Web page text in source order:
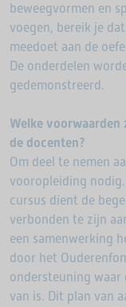
beweegvormen en
voegen, bereik je
meedoet aan de
De onderdelen
gedemonstreerd.
Welke voorwaarden
de docenten?
Om deel te nemen
vooropleiding
cursus dient de
verbonden te zijn
een samenwerking
door het
ondersteuning waar
van is. Dit plan van